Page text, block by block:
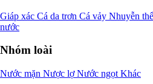
Giáp xác Cá da trơn Cá vảy Nhuyễn thể
nước
Nhóm loài
Nước mặn Nược lợNước ngọt Khác